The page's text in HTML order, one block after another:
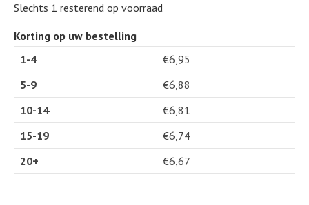
Slechts 1 resterend op voorraad
Korting op uw bestelling
1-4
€6,95
5-9
€6,88
10-14
€6,81
15-19
€6,74
20+
€6,67